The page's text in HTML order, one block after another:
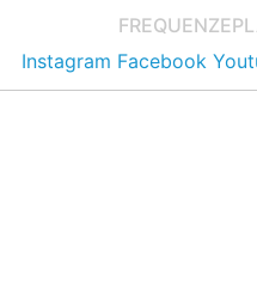
FREQUENZE
Instagram Facebook